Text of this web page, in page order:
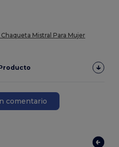
Mistral Para Mujer
comentario